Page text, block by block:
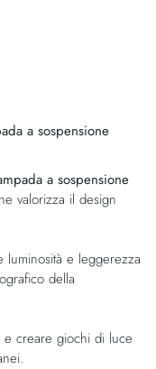
a sospensione
a sospensione
valorizza il design
luminosità e leggerezza
della
e creare giochi di luce